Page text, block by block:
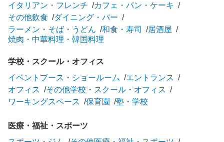
イタリアン・フレンチ
カフェ・パン・ケーキ
その他飲食
ダイニング・バー
ラーメン・そば・うどん
和食・寿司
居酒屋
焼肉・中華料理・韓国料理
学校・スクール・オフィス
イベントブース・ショールーム
エントランス
オフィス
その他学校・スクール・オフィス
ワーキングスペース
保育園 塾・学校
医療・福祉・スポーツ